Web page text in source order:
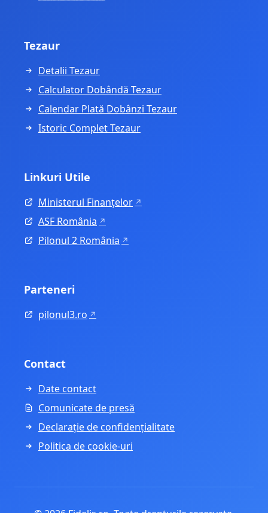
Tezaur
Detalii Tezaur
Calculator Dobândă Tezaur
Calendar Plată Dobânzi Tezaur
Istoric Complet Tezaur
Linkuri Utile
Ministerul Finanțelor
ASF România
Pilonul 2 România
Parteneri
pilonul3.ro
Contact
Date contact
Comunicate de presă
Declarație de confidențialitate
Politica de cookie-uri